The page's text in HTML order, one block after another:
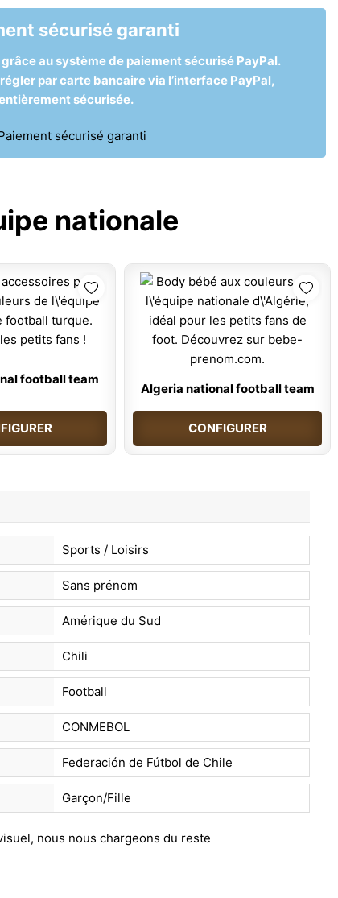
sécurisé garanti
au système de paiement sécurisé PayPal.
par carte bancaire via l’interface PayPal,
sécurisée.
nationale
football team
Algeria national football team
CONFIGURER
Sports / Loisirs
Sans prénom
Amérique du Sud
Chili
Football
CONMEBOL
Federación de Fútbol de Chile
Garçon/Fille